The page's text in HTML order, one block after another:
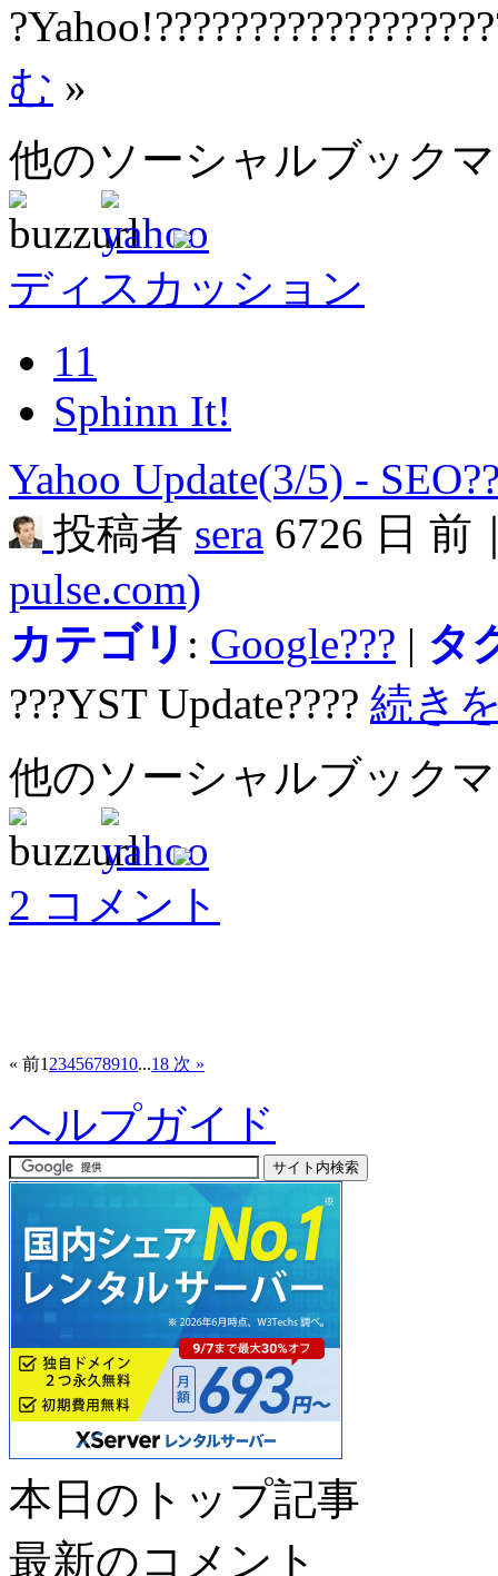
む »
他のソーシャルブック
ディスカッション
11
Sphinn It!
Yahoo Update(3/5) -
投稿者 sera 6726 日 前
pulse.com)
カテゴリ : Google??? | タ
???YST Update???? 続き
他のソーシャルブック
2 コメント
« 前1 2345678910...18 次 »
ヘルプガイド
本日のトップ記事
最新のコメント